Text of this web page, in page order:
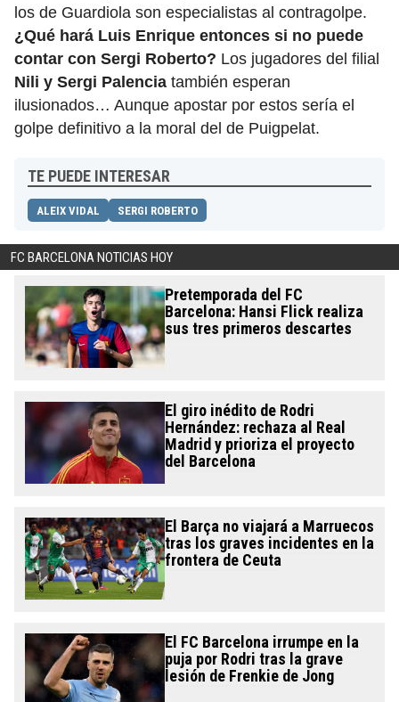
los de Guardiola son especialistas al contragolpe.
¿Qué hará Luis Enrique entonces si no puede
contar con Sergi Roberto? Los jugadores del filial
Nili y Sergi Palencia también esperan
ilusionados… Aunque apostar por estos sería el
golpe definitivo a la moral del de Puigpelat.
TE PUEDE INTERESAR
ALEIX VIDAL SERGI ROBERTO
FC BARCELONA NOTICIAS HOY
Pretemporada del FC
Barcelona: Hansi Flick realiza
sus tres primeros descartes
El giro inédito de Rodri
Hernández: rechaza al Real
Madrid y prioriza el proyecto
del Barcelona
El Barça no viajará a Marruecos
tras los graves incidentes en la
frontera de Ceuta
El FC Barcelona irrumpe en la
puja por Rodri tras la grave
lesión de Frenkie de Jong